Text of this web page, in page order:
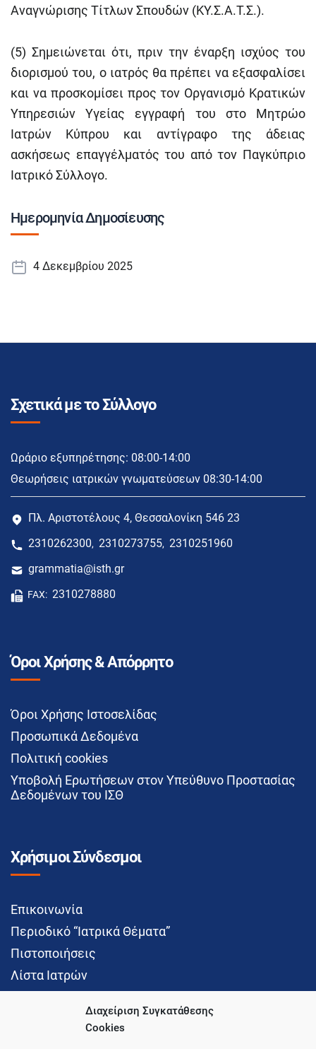
Διαχείριση Συγκατάθεσης
Cookies
Αναγνώρισης Τίτλων Σπουδών (ΚΥ.Σ.Α.Τ.Σ.).
(5) Σημειώνεται ότι, πριν την έναρξη ισχύος του
διορισμού του, ο ιατρός θα πρέπει να εξασφαλίσει
και να προσκομίσει προς τον Οργανισμό Κρατικών
Υπηρεσιών Υγείας εγγραφή του στο Μητρώο
Ιατρών Κύπρου και αντίγραφο της άδειας
ασκήσεως επαγγέλματός του από τον Παγκύπριο
Ιατρικό Σύλλογο.
Ημερομηνία Δημοσίευσης
4 Δεκεμβρίου 2025
Σχετικά με το Σύλλογο
Ωράριο εξυπηρέτησης: 08:00-14:00
Θεωρήσεις ιατρικών γνωματεύσεων 08:30-14:00
Πλ. Αριστοτέλους 4, Θεσσαλονίκη 546 23
2310262300, 2310273755, 2310251960
grammatia@isth.gr
FAX: 2310278880
Όροι Χρήσης & Απόρρητο
Όροι Χρήσης Ιστοσελίδας
Προσωπικά Δεδομένα
Πολιτική cookies
Υποβολή Ερωτήσεων στον Υπεύθυνο Προστασίας
Δεδομένων του ΙΣΘ
Χρήσιμοι Σύνδεσμοι
Επικοινωνία
Περιοδικό “Ιατρικά Θέματα”
Πιστοποιήσεις
Λίστα Ιατρών
Social Media